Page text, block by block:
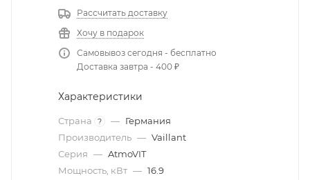
Рассчитать доставку
Хочу в подарок
Самовывоз сегодня - бесплатно
Доставка завтра - 400 ₽
Характеристики
Страна ? — Германия
Производитель — Vaillant
Серия — AtmoVIT
Мощность, кВт — 16.9